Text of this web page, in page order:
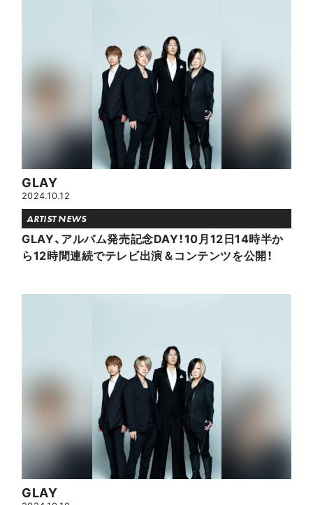
GLAY
2024.10.12
ARTIST NEWS
GLAY、アルバム発売記念DAY！10月12日14時半か
ら12時間連続でテレビ出演＆コンテンツを公開！
GLAY